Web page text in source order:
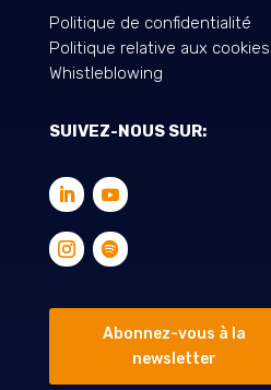
Politique de confidentialité
Politique relative aux cookies
Whistleblowing
SUIVEZ-NOUS SUR:
Abonnez-vous à la
newsletter